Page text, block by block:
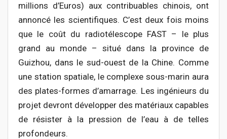
millions d’Euros) aux contribuables chinois, ont
annoncé les scientifiques. C’est deux fois moins
que le coût du radiotélescope FAST – le plus
grand au monde – situé dans la province de
Guizhou, dans le sud-ouest de la Chine. Comme
une station spatiale, le complexe sous-marin aura
des plates-formes d’amarrage. Les ingénieurs du
projet devront développer des matériaux capables
de résister à la pression de l’eau à de telles
profondeurs.